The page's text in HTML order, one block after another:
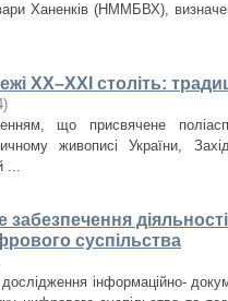
Ханенків (НММБВХ),
ХХ–ХХІ століть:
)
що присвячене
живописі України,
...
суспільства
інформаційно-